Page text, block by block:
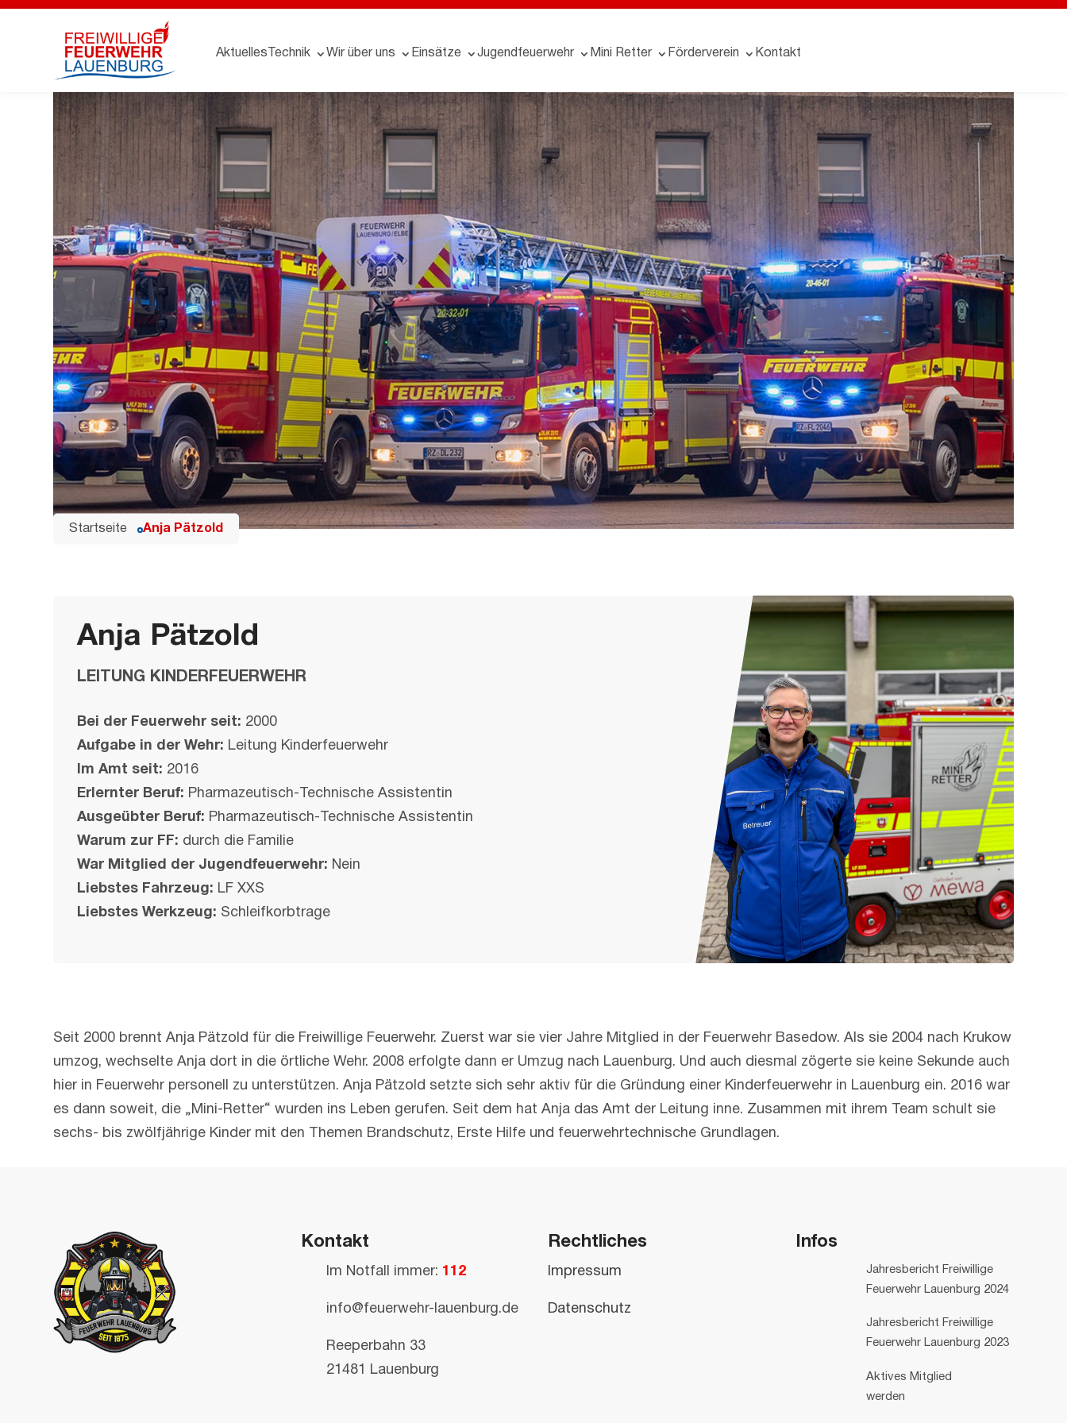
Aktuelles Technik Wir über uns Einsätze Jugendfeuerwehr Mini Retter Förderverein Kontakt
Startseite Anja Pätzold
Anja Pätzold
LEITUNG KINDERFEUERWEHR
Bei der Feuerwehr seit: 2000
Aufgabe in der Wehr: Leitung Kinderfeuerwehr
Im Amt seit: 2016
Erlernter Beruf: Pharmazeutisch-Technische Assistentin
Ausgeübter Beruf: Pharmazeutisch-Technische Assistentin
Warum zur FF: durch die Familie
War Mitglied der Jugendfeuerwehr: Nein
Liebstes Fahrzeug: LF XXS
Liebstes Werkzeug: Schleifkorbtrage
Seit 2000 brennt Anja Pätzold für die Freiwillige Feuerwehr. Zuerst war sie vier Jahre Mitglied in der Feuerwehr Basedow. Als sie 2004 nach Krukow
umzog, wechselte Anja dort in die örtliche Wehr. 2008 erfolgte dann er Umzug nach Lauenburg. Und auch diesmal zögerte sie keine Sekunde auch
hier in Feuerwehr personell zu unterstützen. Anja Pätzold setzte sich sehr aktiv für die Gründung einer Kinderfeuerwehr in Lauenburg ein. 2016 war
es dann soweit, die „Mini-Retter“ wurden ins Leben gerufen. Seit dem hat Anja das Amt der Leitung inne. Zusammen mit ihrem Team schult sie
sechs- bis zwölfjährige Kinder mit den Themen Brandschutz, Erste Hilfe und feuerwehrtechnische Grundlagen.
Kontakt
Im Notfall immer: 112
info@feuerwehr-lauenburg.de
Reeperbahn 33
21481 Lauenburg
Rechtliches
Impressum
Datenschutz
Infos
Jahresbericht Freiwillige
Feuerwehr Lauenburg 2024
Jahresbericht Freiwillige
Feuerwehr Lauenburg 2023
Aktives Mitglied
werden